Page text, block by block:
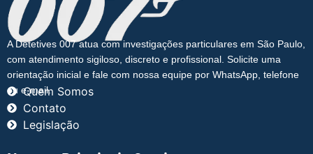
A Detetives 007 atua com investigações particulares em São Paulo,
com atendimento sigiloso, discreto e profissional. Solicite uma
orientação inicial e fale com nossa equipe por WhatsApp, telefone
ou e-mail.
Quem Somos
Contato
Legislação